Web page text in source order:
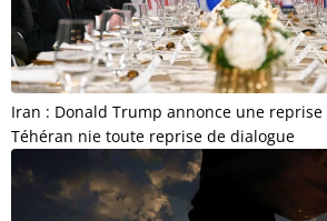
Iran : Donald Trump annonce une reprise
Téhéran nie toute reprise de dialogue